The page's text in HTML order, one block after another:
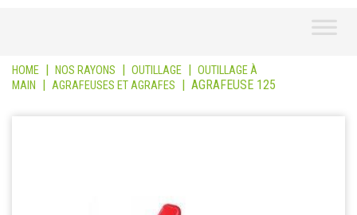
HOME | NOS RAYONS | OUTILLAGE | OUTILLAGE À
MAIN
| AGRAFEUSES ET AGRAFES | AGRAFEUSE 125